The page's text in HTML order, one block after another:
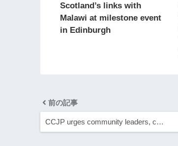
Scot­land’s links with
Malawi at mile­stone event
in Edin­burgh
前の記事
CCJP urges community leaders, c…